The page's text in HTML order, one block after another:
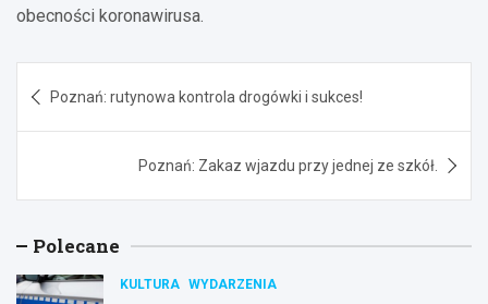
obecności koronawirusa.
wpisu
Poznań: rutynowa kontrola drogówki i sukces!
Poznań: Zakaz wjazdu przy jednej ze szkół.
Polecane
KULTURA WYDARZENIA